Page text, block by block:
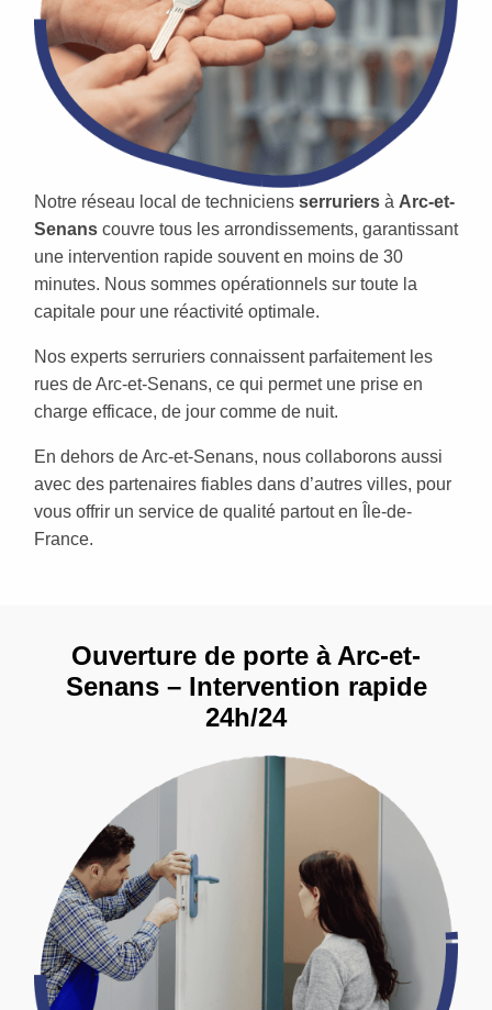
Notre réseau local de techniciens serruriers à Arc-et-
Senans couvre tous les arrondissements, garantissant
une intervention rapide souvent en moins de 30
minutes. Nous sommes opérationnels sur toute la
capitale pour une réactivité optimale.
Nos experts serruriers connaissent parfaitement les
rues de Arc-et-Senans, ce qui permet une prise en
charge efficace, de jour comme de nuit.
En dehors de Arc-et-Senans, nous collaborons aussi
avec des partenaires fiables dans d’autres villes, pour
vous offrir un service de qualité partout en Île-de-
France.
Ouverture de porte à Arc-et-
Senans – Intervention rapide
24h/24